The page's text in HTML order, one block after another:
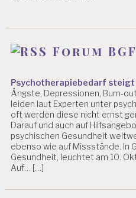
H
T
E
-
E
V
A
L
U
IE
R
Forum BGF
Psychotherapiebedarf steigt
Ängste, Depressionen, Burn-
leiden laut Experten unter
oft werden diese nicht ernst
Darauf und auch auf
psychischen Gesundheit
ebenso wie auf Missstände. In
Gesundheit, leuchtet am 10.
Auf… […]